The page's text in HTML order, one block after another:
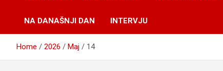
NA DANAŠNJI DAN INTERVJU
Home 2026 Maj 14